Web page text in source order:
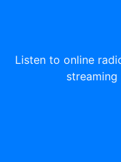
Listen to online